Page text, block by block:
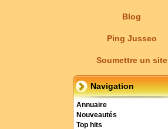
Blog
Ping Jusseo
Soumettre un site
Navigation
Annuaire
Nouveautés
Top hits